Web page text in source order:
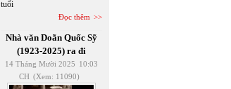
tuổi
Đọc thêm
Nhà văn Doãn Quốc Sỹ
(1923-2025) ra đi
14 Tháng Mười 2025 10:03
CH (Xem: 11090)